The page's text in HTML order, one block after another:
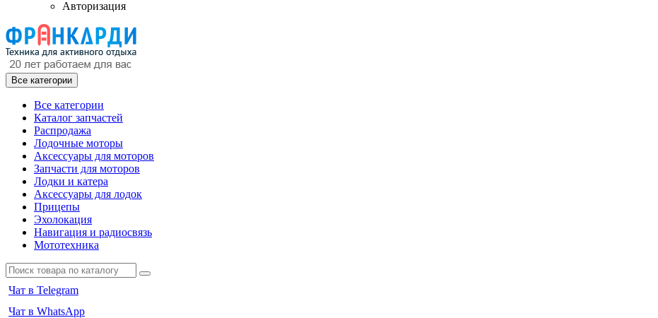
Авторизация
Все категории
Все категории
Каталог запчастей
Распродажа
Лодочные моторы
Аксессуары для моторов
Запчасти для моторов
Лодки и катера
Аксессуары для лодок
Прицепы
Эхолокация
Навигация и радиосвязь
Мототехника
Чат в Telegram
Чат в WhatsApp